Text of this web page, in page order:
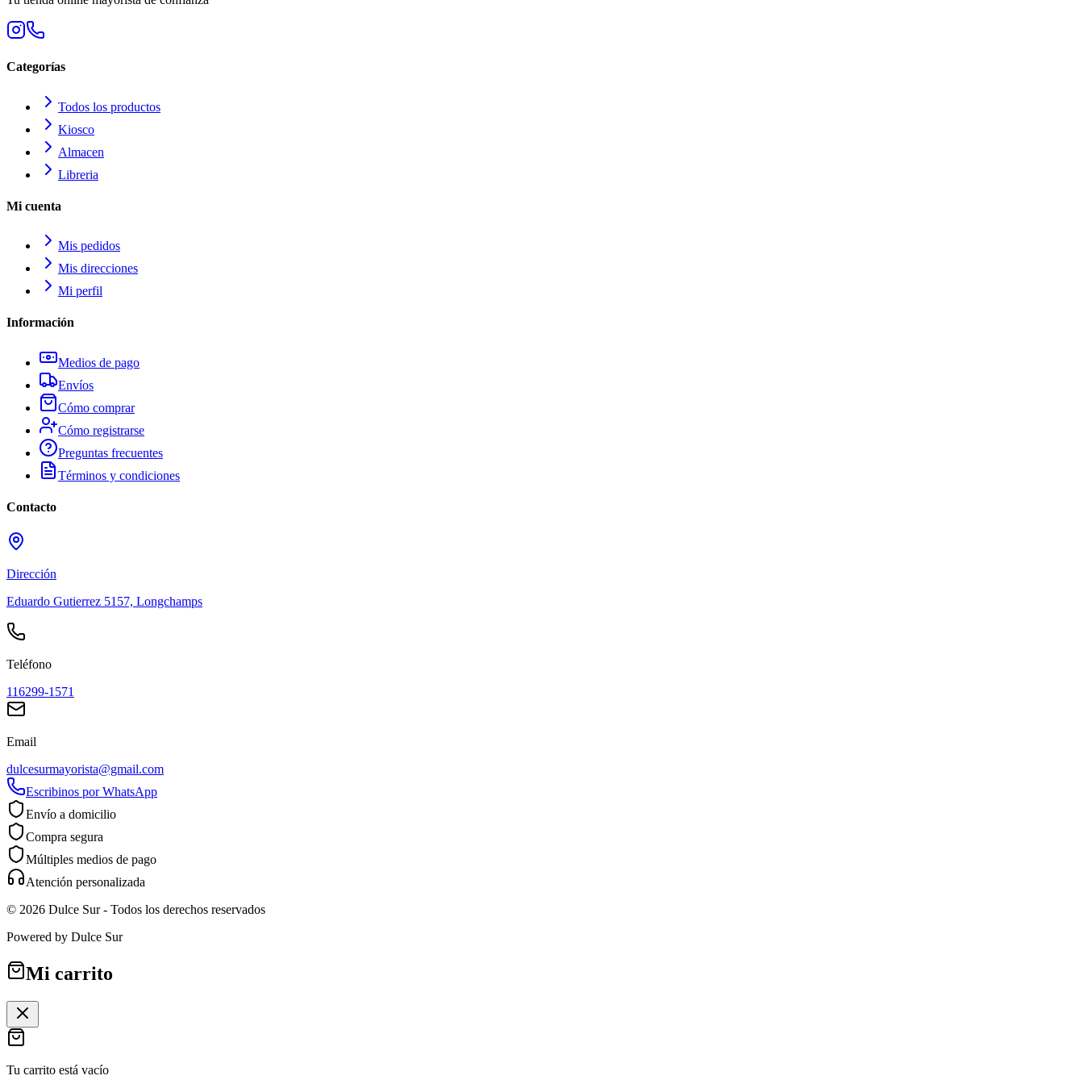
Categorías
Todos los productos
Kiosco
Almacen
Libreria
Mi cuenta
Mis pedidos
Mis direcciones
Mi perfil
Información
Medios de pago
Envíos
Cómo comprar
Cómo registrarse
Preguntas frecuentes
Términos y condiciones
Contacto
Dirección
Eduardo Gutierrez 5157, Longchamps
Teléfono
116299-1571
Email
dulcesurmayorista@gmail.com
Escribinos por WhatsApp
Envío a domicilio
Compra segura
Múltiples medios de pago
Atención personalizada
© 2026 Dulce Sur- Todos los derechos reservados
Powered by Dulce Sur
Mi carrito
Tu carrito está vacío